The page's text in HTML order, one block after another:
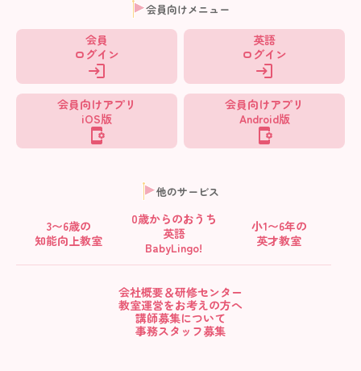
会員向けメニュー
会員
ログイン
英語
ログイン
会員向けアプリ
iOS版
会員向けアプリ
Android版
他のサービス
3〜6歳の
知能向上教室
0歳からのおうち
英語
BabyLingo!
小1〜6年の
英才教室
会社概要＆研修センター
教室運営をお考えの方へ
講師募集について
事務スタッフ募集